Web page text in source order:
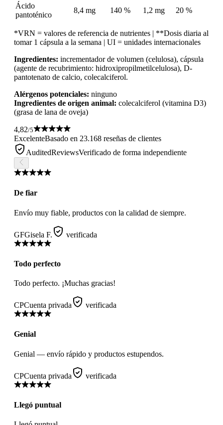
Ácido
pantoténico
8,4 mg 140 % 1,2 mg 20 %
*VRN = valores de referencia de nutrientes | **Dosis diaria al
tomar 1 cápsula a la semana | UI = unidades internacionales
Ingredientes: incrementador de volumen (celulosa), cápsula
(agente de recubrimiento: hidroxipropilmetilcelulosa), D-
pantotenato de calcio, colecalciferol.
Alérgenos potenciales: ninguno
Ingredientes de origen animal: colecalciferol (vitamina D3)
(grasa de lana de oveja)
4,82/5
ExcelenteBasado en 23.168 reseñas de clientes
AuditedReviewsVerificado de forma independiente
De fiar
Envío muy fiable, productos con la calidad de siempre.
GFGisela F. verificada
Todo perfecto
Todo perfecto. ¡Muchas gracias!
CPCuenta privada verificada
Genial
Genial — envío rápido y productos estupendos.
CPCuenta privada verificada
Llegó puntual